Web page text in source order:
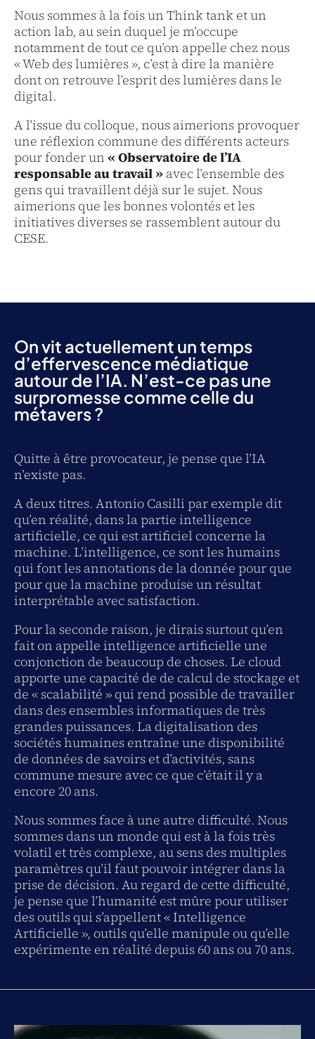
Nous sommes à la fois un Think tank et un
action lab, au sein duquel je m’occupe
notamment de tout ce qu’on appelle chez nous
« Web des lumières », c’est à dire la manière
dont on retrouve l’esprit des lumières dans le
digital.
A l’issue du colloque, nous aimerions provoquer
une réflexion commune des différents acteurs
pour fonder un « Observatoire de l’IA
responsable au travail » avec l’ensemble des
gens qui travaillent déjà sur le sujet. Nous
aimerions que les bonnes volontés et les
initiatives diverses se rassemblent autour du
CESE.
On vit actuellement un temps
d’effervescence médiatique
autour de l’IA. N’est-ce pas une
surpromesse comme celle du
métavers ?
Quitte à être provocateur, je pense que l’IA
n’existe pas.
A deux titres. Antonio Casilli par exemple dit
qu’en réalité, dans la partie intelligence
artificielle, ce qui est artificiel concerne la
machine. L’intelligence, ce sont les humains
qui font les annotations de la donnée pour que
pour que la machine produise un résultat
interprétable avec satisfaction.
Pour la seconde raison, je dirais surtout qu’en
fait on appelle intelligence artificielle une
conjonction de beaucoup de choses. Le cloud
apporte une capacité de de calcul de stockage et
de « scalabilité » qui rend possible de travailler
dans des ensembles informatiques de très
grandes puissances. La digitalisation des
sociétés humaines entraîne une disponibilité
de données de savoirs et d’activités, sans
commune mesure avec ce que c’était il y a
encore 20 ans.
Nous sommes face à une autre difficulté. Nous
sommes dans un monde qui est à la fois très
volatil et très complexe, au sens des multiples
paramètres qu’il faut pouvoir intégrer dans la
prise de décision. Au regard de cette difficulté,
je pense que l’humanité est mûre pour utiliser
des outils qui s’appellent « Intelligence
Artificielle », outils qu’elle manipule ou qu’elle
expérimente en réalité depuis 60 ans ou 70 ans.